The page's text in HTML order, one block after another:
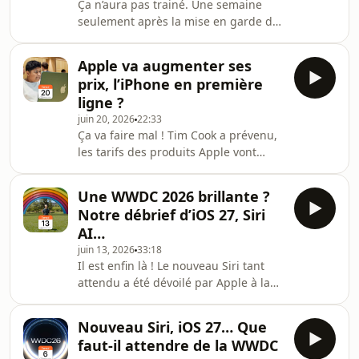
Est-il trop tard pour limiter la casse ?
On en discute dans cette émission.Au
programme également, l’accélération
des mises à j
Ça n’aura pas trainé. Une semaine
seulement après la mise en garde de
sévère pour de nombreux produits,
des Mac aux iPad en passant par les
HomePod. Certains appareils
échappent à cette flambée, mais pour
combien de temps ? On fait le point
dans cette émission.Au programme
également, l’alternative à Apple Pay
lancée par le Crédit
Apple va augmenter ses
prix, l’iPhone en première
ligne ?
juin 20, 202622:33
Ça va faire mal ! Tim Cook a prévenu,
les tarifs des produits Apple vont
course à l’intelligence artificielle est
lancée. Si Apple était parvenue à
contenir cette flambée, une hausse
est maintenant inévitable selon le
grand patron. Alors à quoi faut-il
s’attendre exactement ? On en discute
dans cette émission.Au programme
ég
Une WWDC 2026 brillante ?
Notre débrief d’iOS 27, Siri
AI…
juin 13, 202633:18
Il est enfin là ! Le nouveau Siri tant
attendu a été dévoilé par Apple à la
plus malin. Et il n’était pas tout seul.
iOS 27, macOS 27 et les autres
Nouveau Siri, iOS 27… Que
faut-il attendre de la WWDC